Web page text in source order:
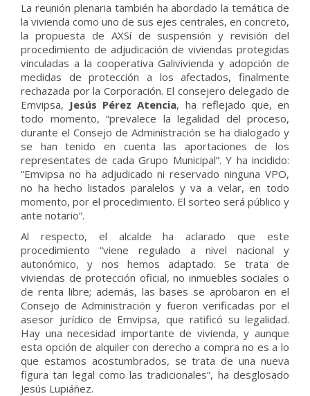
La reunión plenaria también ha abordado la temática de
la vivienda como uno de sus ejes centrales, en concreto,
la propuesta de AXSí de suspensión y revisión del
procedimiento de adjudicación de viviendas protegidas
vinculadas a la cooperativa Galivivienda y adopción de
medidas de protección a los afectados, finalmente
rechazada por la Corporación. El consejero delegado de
Emvipsa, Jesús Pérez Atencia, ha reflejado que, en
todo momento, “prevalece la legalidad del proceso,
durante el Consejo de Administración se ha dialogado y
se han tenido en cuenta las aportaciones de los
representates de cada Grupo Municipal”. Y ha incidido:
“Emvipsa no ha adjudicado ni reservado ninguna VPO,
no ha hecho listados paralelos y va a velar, en todo
momento, por el procedimiento. El sorteo será público y
ante notario”.
Al respecto, el alcalde ha aclarado que este
procedimiento “viene regulado a nivel nacional y
autonómico, y nos hemos adaptado. Se trata de
viviendas de protección oficial, no inmuebles sociales o
de renta libre; además, las bases se aprobaron en el
Consejo de Administración y fueron verificadas por el
asesor jurídico de Emvipsa, que ratificó su legalidad.
Hay una necesidad importante de vivienda, y aunque
esta opción de alquiler con derecho a compra no es a lo
que estamos acostumbrados, se trata de una nueva
figura tan legal como las tradicionales”, ha desglosado
Jesús Lupiáñez.